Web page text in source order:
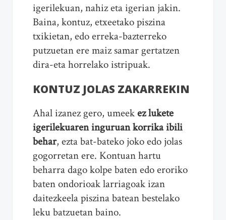
igerilekuan, nahiz eta igerian jakin.
Baina, kontuz, etxeetako piszina
txikietan, edo erreka-bazterreko
putzuetan ere maiz samar gertatzen
dira-eta horrelako istripuak.
KONTUZ JOLAS ZAKARREKIN
Ahal izanez gero, umeekez lukete
igerilekuaren inguruan korrika ibili
behar, ezta bat-bateko joko edo jolas
gogorretan ere. Kontuan hartu
beharra dago kolpe baten edo eroriko
baten ondorioak larriagoak izan
daitezkeela piszina batean bestelako
leku batzuetan baino.